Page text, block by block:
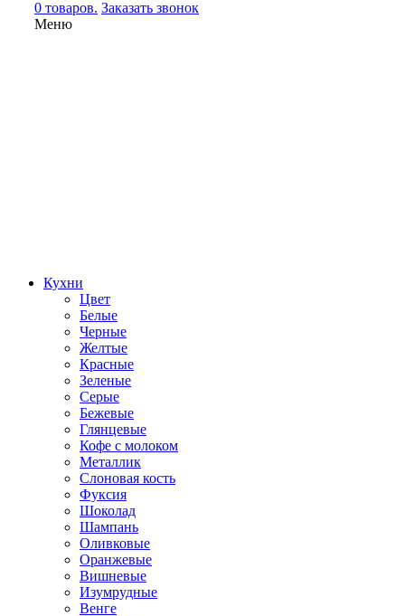
0 товаров. Заказать звонок
Меню
Кухни
Цвет
Белые
Черные
Желтые
Красные
Зеленые
Серые
Бежевые
Глянцевые
Кофе с молоком
Металлик
Слоновая кость
Фуксия
Шоколад
Шампань
Оливковые
Оранжевые
Вишневые
Изумрудные
Венге